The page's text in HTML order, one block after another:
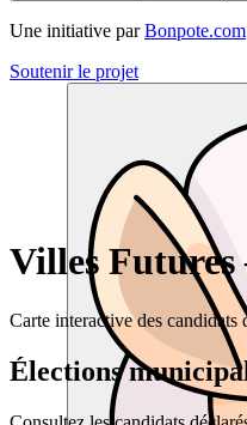
Une initiative par Bonpote.com
Soutenir le projet
Villes
Carte interactive des candidats
Élections